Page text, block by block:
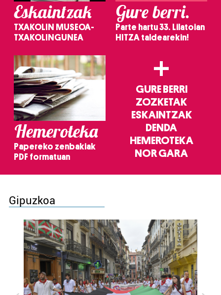
Eskaintzak
TXAKOLIN MUSEOA-
TXAKOLINGUNEA
Gure berri.
Parte hartu 33. Lilatoian
HITZA taldearekin!
Hemeroteka
Papereko zenbakiak
PDF formatuan
+
GURE BERRI
ZOZKETAK
ESKAINTZAK
DENDA
HEMEROTEKA
NOR GARA
Gipuzkoa